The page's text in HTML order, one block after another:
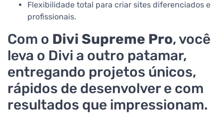
Flexibilidade total para criar sites diferenciados e
profissionais.
Com o Divi Supreme Pro, você
leva o Divi a outro patamar,
entregando projetos únicos,
rápidos de desenvolver e com
resultados que impressionam.